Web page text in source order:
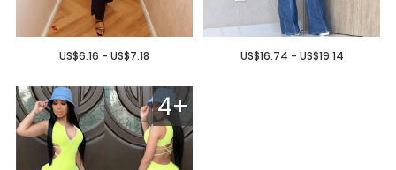
US$6.16 - US$7.18 US$16.74 - US$19.14
4+